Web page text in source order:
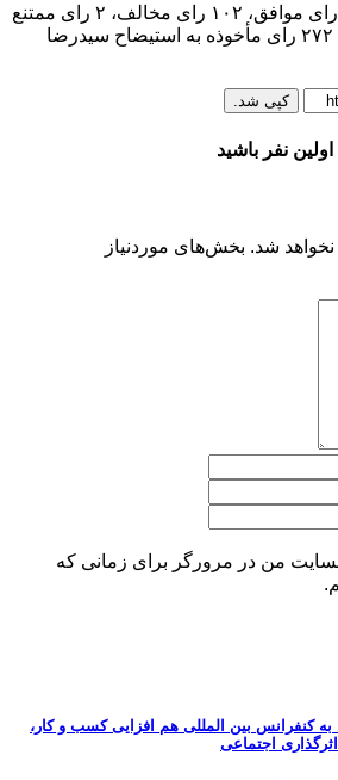
نمایندگان مجلس با ۱۶۲ رای موافق، ۱۰۲ رای مخالف، ۲ رای ممتنع
و ۶ رای باطله از مجموع ۲۷۲ رای مأخوذه به استیضاح سیدرضا
کپی شد.
نفر باشید
شد. بخش‌های موردنیاز
من در مرورگر برای زمانی که
به کنفرانس بین المللی هم افزایی کسب و کار،
اجتماعی